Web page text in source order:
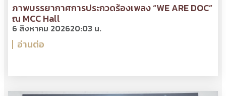
ภาพบรรยากาศการประกวดร้องเพลง “WE ARE DOC”
ณ MCC Hall
6 สิงหาคม 202620:03 น.
อ่านต่อ